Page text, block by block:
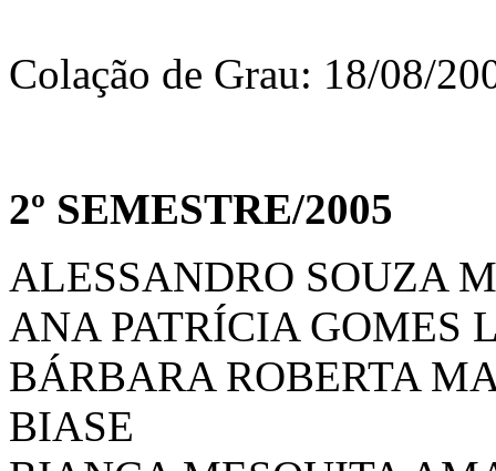
Colação de Grau: 18/08/
2º SEMESTRE/2005
ALESSANDRO SOUZA
ANA PATRÍCIA GOMES
BÁRBARA ROBERTA
BIASE